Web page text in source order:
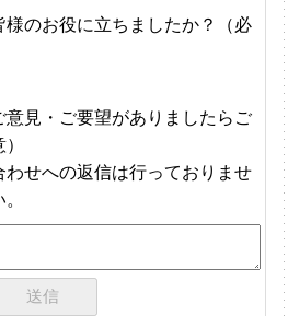
様のお役に立ちましたか？（必
意見・ご要望がありましたらご
せへの返信は行っておりませ